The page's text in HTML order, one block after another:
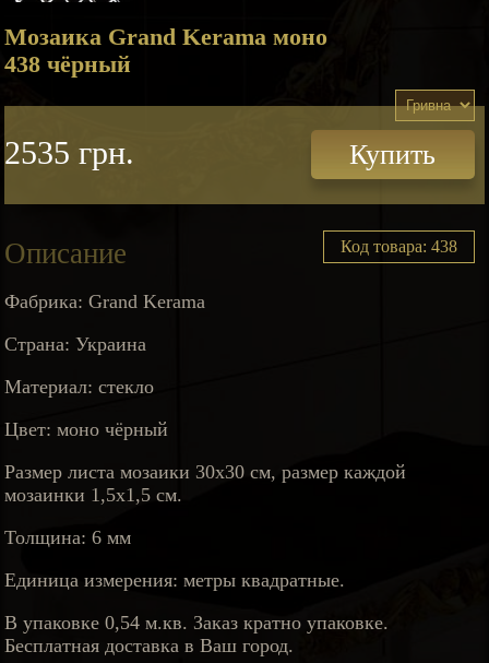
Мозаика Grand Kerama моно
438 чёрный
2535 грн. Купить
Описание Код товара: 438
Фабрика: Grand Kerama
Страна: Украина
Материал: стекло
Цвет: моно чёрный
Размер листа мозаики 30х30 см, размер каждой
мозаинки 1,5х1,5 см.
Толщина: 6 мм
Единица измерения: метры квадратные.
В упаковке 0,54 м.кв. Заказ кратно упаковке.
Бесплатная доставка в Ваш город.